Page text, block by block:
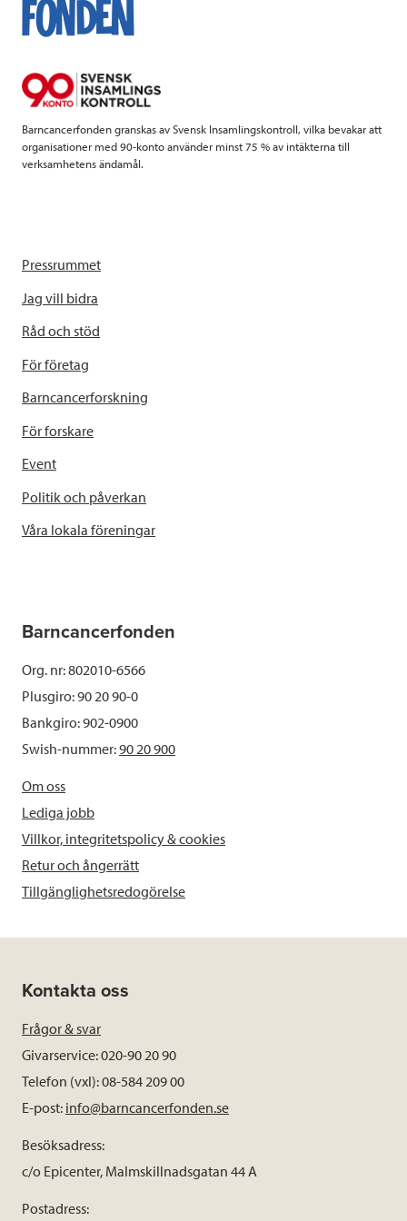
k
Barncancerfonden granskas av Svensk Insamlingskontroll, vilka bevakar att
organisationer med 90-konto använder minst 75 % av intäkterna till
verksamhetens ändamål.
Pressrummet
Jag vill bidra
Råd och stöd
För företag
Barncancerforskning
För forskare
Event
Politik och påverkan
Våra lokala föreningar
Barncancerfonden
Org. nr: 802010-6566
Plusgiro: 90 20 90-0
Bankgiro: 902-0900
Swish-nummer:90 20 900
Om oss
Lediga jobb
Villkor, integritetspolicy & cookies
Retur och ångerrätt
Tillgänglighetsredogörelse
Kontakta oss
Frågor & svar
Givarservice: 020-90 20 90
Telefon (vxl): 08-584 209 00
E-post: info@barncancerfonden.se
Besöksadress:
c/o Epicenter, Malmskillnadsgatan 44 A
Postadress: